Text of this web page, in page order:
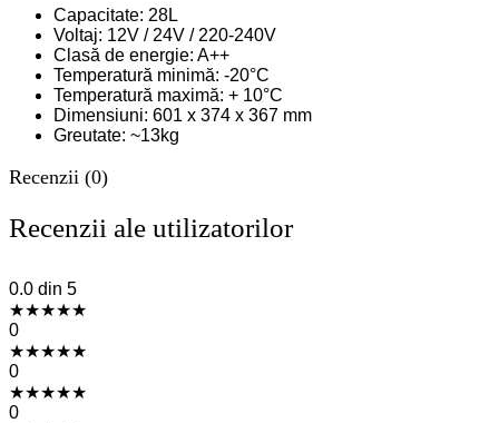
Capacitate: 28L
Voltaj: 12V / 24V / 220-240V
Clasă de energie: A++
Temperatură minimă: -20°C
Temperatură maximă: + 10°C
Dimensiuni: 601 x 374 x 367 mm
Greutate: ~13kg
Recenzii (0)
Recenzii ale utilizatorilor
0.0 din 5
★★★★★
0
★★★★★
0
★★★★★
0